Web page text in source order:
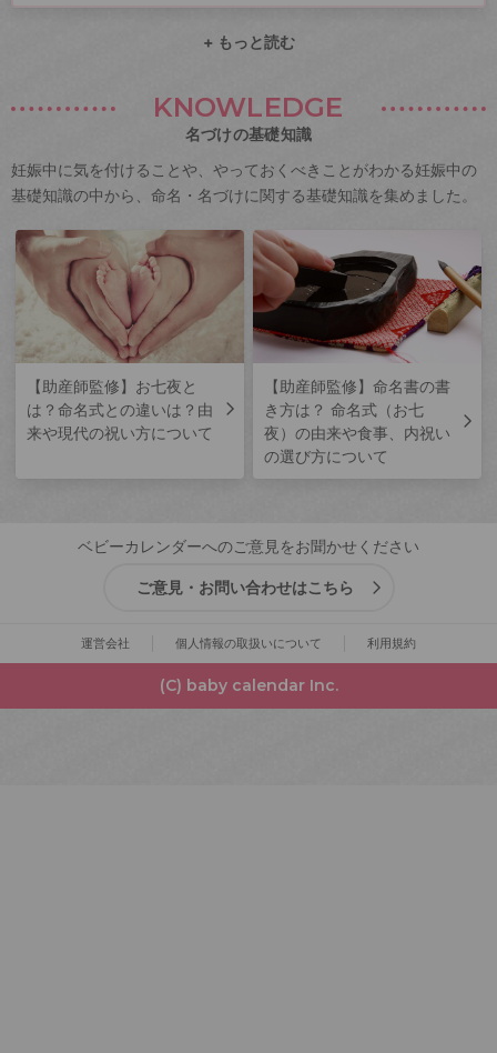
+ もっと読む
KNOWLEDGE
名づけの基礎知識
妊娠中に気を付けることや、やっておくべきことがわかる妊娠中の
基礎知識の中から、命名・名づけに関する基礎知識を集めました。
【助産師監修】お七夜と
は？命名式との違いは？由
来や現代の祝い方について
【助産師監修】命名書の書
き方は？ 命名式（お七
夜）の由来や食事、内祝い
の選び方について
ベビーカレンダーへのご意見をお聞かせください
ご意見・お問い合わせはこちら
運営会社 個人情報の取扱いについて 利用規約
(C) baby calendar Inc.